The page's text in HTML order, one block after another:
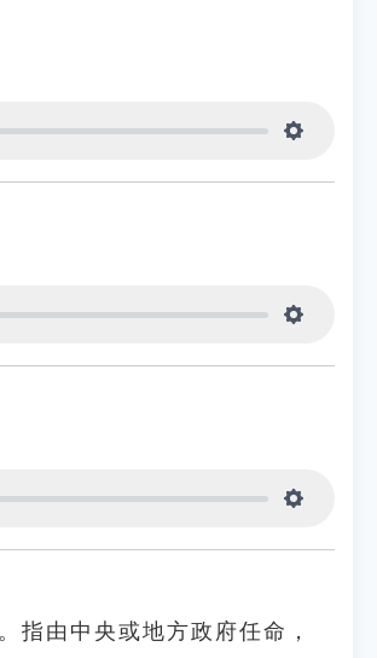
指由中央或地方政府任命，